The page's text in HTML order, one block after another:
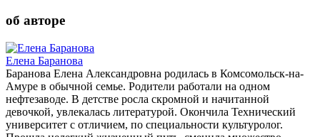
об авторе
Елена Баранова
Баранова Елена Александровна родилась в Комсомольск-на-
Амуре в обычной семье. Родители работали на одном
нефтезаводе. В детстве росла скромной и начитанной
девочкой, увлекалась литературой. Окончила Технический
университет с отличием, по специальности культуролог.